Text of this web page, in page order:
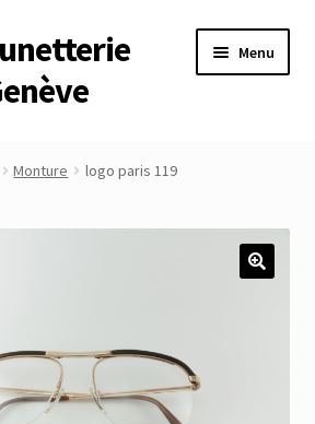
Menu
Monture logo paris 119